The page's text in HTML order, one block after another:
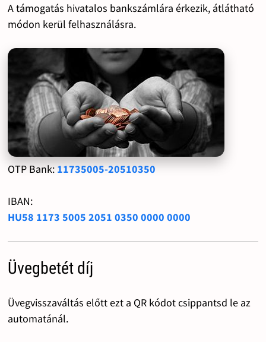
A támogatás hivatalos bankszámlára érkezik, átlátható
módon kerül felhasználásra.
OTP Bank: 11735005-20510350
IBAN:
HU58 1173 5005 2051 0350 0000 0000
Üvegbetét díj
Üvegvisszaváltás előtt ezt a QR kódot csippantsd le az
automatánál.